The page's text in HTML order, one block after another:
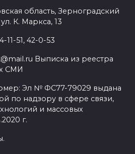
область, Зерноградский
К. Маркса, 13
51, 42-0-53
Выписка из реестра
СМИ
Эл № ФС77-79029 выдана
по надзору в сфере связи,
и массовых
г.